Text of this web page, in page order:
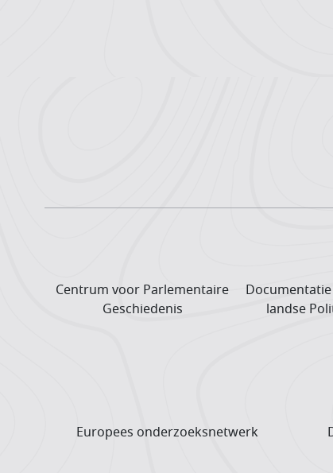
Centrum voor Parlementaire
Geschiedenis
landse
Europees onderzoeks­netwerk